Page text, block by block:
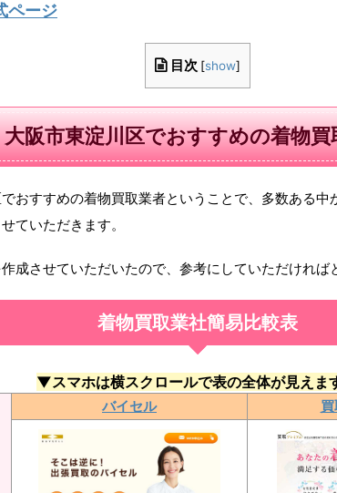
ページ
目次 [show]
大阪市東淀川区でおすすめの着物買
おすすめの着物買取業者ということで、多数ある中
ていただきます。
成させていただいたので、参考にしていただければ
着物買取業社簡易比較表
▼スマホは横スクロールで表の全体が見え
バイセル